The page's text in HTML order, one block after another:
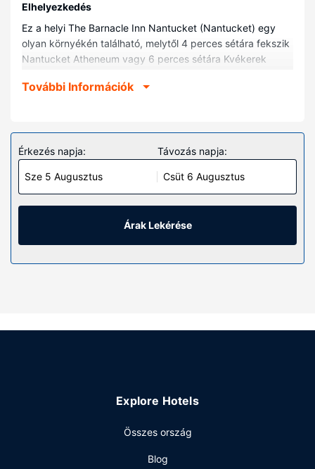
Elhelyezkedés
Ez a helyi The Barnacle Inn Nantucket (Nantucket) egy
olyan környékén található, melytől 4 perces sétára fekszik
Nantucket Atheneum vagy 6 perces sétára Kvékerek
található Bálnavadász Múzeum, ill. 0,8 km-re Első
Helyezze magát kényelembe a(z) 15 légkondicionált
szoba egyikében, melyekben hűtőszekrény is található.
Kapcsolatban maradhat barátaival, családtagjaival, vagy
éppen üzleti ügyeit intézheti, hiszen a szobákban
ingyenes vezeték nélküli internet-hozzáférés is elérhető. A
fürdőszobák mindegyikében van ingyenes piperecikkek
a(z) terasz és a(z) kert nyújtotta kilátásban. Az egyéb
Ingyenes kontinentális reggeli reggelit szolgálnak fel
A szálláshelyen ingyenes újságok, poggyászok tárolása
További Információk
Érkezés napja:
Sze 5 Augusztus
Távozás napja:
Csüt 6 Augusztus
Árak Lekérése
Explore Hotels
Összes ország
Blog